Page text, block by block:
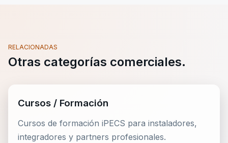
RELACIONADAS
Otras categorías comerciales.
Cursos / Formación
Cursos de formación iPECS para instaladores,
integradores y partners profesionales.